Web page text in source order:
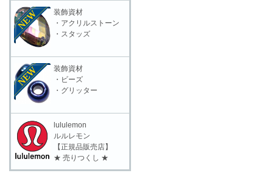
装飾資材
・アクリルストーン
・スタッズ
装飾資材
・ビーズ
・グリッター
lululemon
ルルレモン
【正規品販売店】
★ 売りつくし ★